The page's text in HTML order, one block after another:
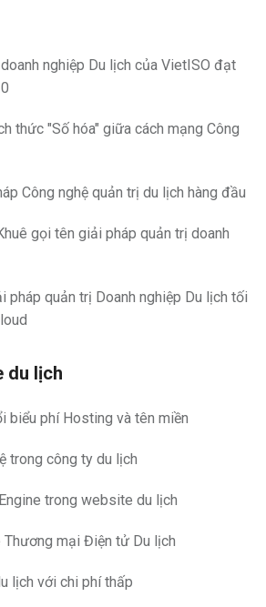
nghiệp Du lịch của VietISO đạt
thức "Số hóa" giữa cách mạng Công
Công nghệ quản trị du lịch hàng đầu
gọi tên giải pháp quản trị doanh
pháp quản trị Doanh nghiệp Du lịch tối
du lịch
biểu phí Hosting và tên miền
trong công ty du lịch
trong website du lịch
mại Điện tử Du lịch
lịch với chi phí thấp